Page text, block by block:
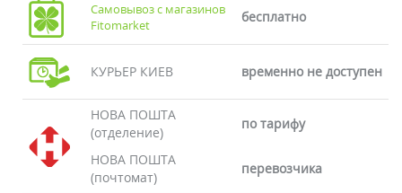
Самовывоз с магазинов
Fitomarket
бесплатно
КУРЬЕР КИЕВ временно не доступен
НОВА ПОШТА
(отделение)
по тарифу
НОВА ПОШТА
(почтомат)
перевозчика